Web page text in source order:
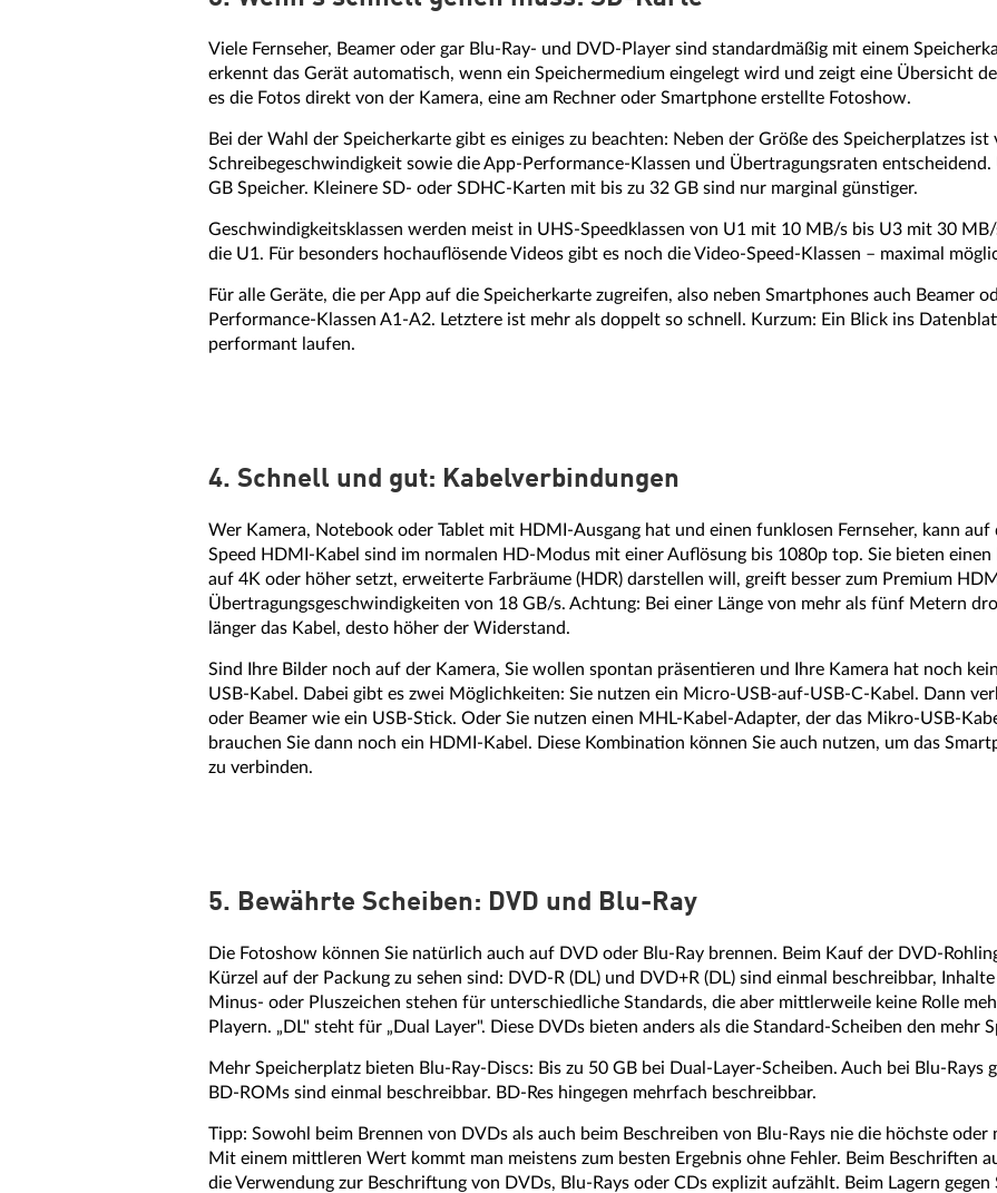
Viele Fernseher, Beamer oder gar Blu-Ray- und DVD-Player sind standardmäßig mit einem
erkennt das Gerät automatisch, wenn ein Speichermedium eingelegt wird und zeigt eine Übersicht
es die Fotos direkt von der Kamera, eine am Rechner oder Smartphone erstellte Fotoshow.
Bei der Wahl der Speicherkarte gibt es einiges zu beachten: Neben der Größe des Speicherplatzes ist
Schreibegeschwindigkeit sowie die App-Performance-Klassen und Übertragungsraten
GB Speicher. Kleinere SD- oder SDHC-Karten mit bis zu 32 GB sind nur marginal günstiger.
Geschwindigkeitsklassen werden meist in UHS-Speedklassen von U1 mit 10 MB/s bis U3 mit 30
die U1. Für besonders hochauflösende Videos gibt es noch die Video-Speed-Klassen – maximal
Für alle Geräte, die per App auf die Speicherkarte zugreifen, also neben Smartphones auch Beamer
Performance-Klassen A1-A2. Letztere ist mehr als doppelt so schnell. Kurzum: Ein Blick ins
performant laufen.
4. Schnell und gut: Kabelverbindungen
Wer Kamera, Notebook oder Tablet mit HDMI-Ausgang hat und einen funklosen Fernseher, kann
Speed HDMI-Kabel sind im normalen HD-Modus mit einer Auflösung bis 1080p top. Sie bieten
auf 4K oder höher setzt, erweiterte Farbräume (HDR) darstellen will, greift besser zum Premium
Übertragungsgeschwindigkeiten von 18 GB/s. Achtung: Bei einer Länge von mehr als fünf Metern
länger das Kabel, desto höher der Widerstand.
Sind Ihre Bilder noch auf der Kamera, Sie wollen spontan präsentieren und Ihre Kamera hat noch
USB-Kabel. Dabei gibt es zwei Möglichkeiten: Sie nutzen ein Micro-USB-auf-USB-C-Kabel. Dann
oder Beamer wie ein USB-Stick. Oder Sie nutzen einen MHL-Kabel-Adapter, der das Mikro-USB-
brauchen Sie dann noch ein HDMI-Kabel. Diese Kombination können Sie auch nutzen, um das
zu verbinden.
5. Bewährte Scheiben: DVD und Blu-Ray
Die Fotoshow können Sie natürlich auch auf DVD oder Blu-Ray brennen. Beim Kauf der DVD-
Kürzel auf der Packung zu sehen sind: DVD-R (DL) und DVD+R (DL) sind einmal beschreibbar,
Minus- oder Pluszeichen stehen für unterschiedliche Standards, die aber mittlerweile keine Rolle
Playern. „DL" steht für „Dual Layer". Diese DVDs bieten anders als die Standard-Scheiben den mehr
Mehr Speicherplatz bieten Blu-Ray-Discs: Bis zu 50 GB bei Dual-Layer-Scheiben. Auch bei Blu-
BD-ROMs sind einmal beschreibbar. BD-Res hingegen mehrfach beschreibbar.
Tipp: Sowohl beim Brennen von DVDs als auch beim Beschreiben von Blu-Rays nie die höchste
Mit einem mittleren Wert kommt man meistens zum besten Ergebnis ohne Fehler. Beim Beschriften
die Verwendung zur Beschriftung von DVDs, Blu-Rays oder CDs explizit aufzählt. Beim Lagern